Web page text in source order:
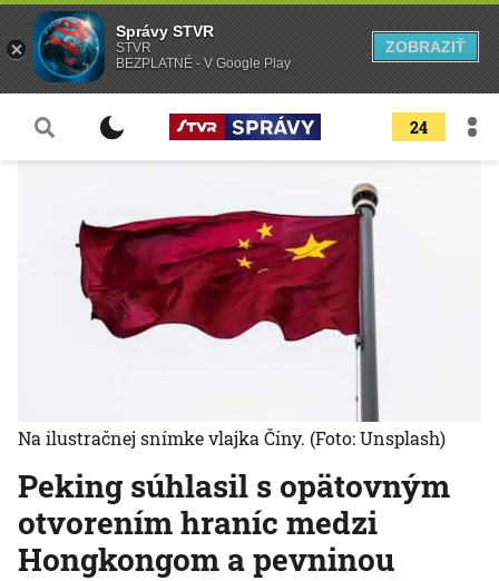
24
Peking súhlasil s opätovným
otvorením hraníc medzi
Hongkongom a pevninou
Na ilustračnej snímke vlajka Číny. (Foto: Unsplash)
Správy STVR
STVR
BEZPLATNÉ - V Google Play
ZOBRAZIŤ